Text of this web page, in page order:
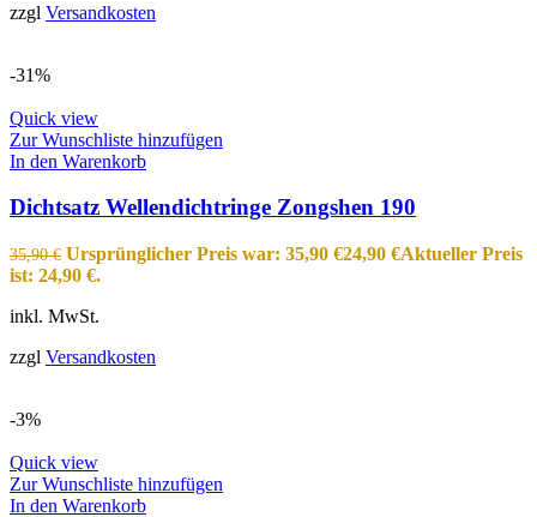
zzgl Versandkosten
-31%
Quick view
Zur Wunschliste hinzufügen
In den Warenkorb
Dichtsatz Wellendichtringe Zongshen 190
35,90€ Ursprünglicher Preis war: 35,90 €24,90 €Aktueller Preis
ist: 24,90 €.
inkl. MwSt.
zzgl Versandkosten
-3%
Quick view
Zur Wunschliste hinzufügen
In den Warenkorb